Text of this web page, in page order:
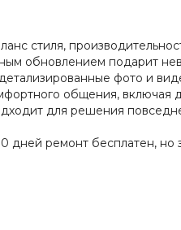
стиля,
обновлением подарит
детализированные фото
общения,
для решения
дней ремонт бесплатен,